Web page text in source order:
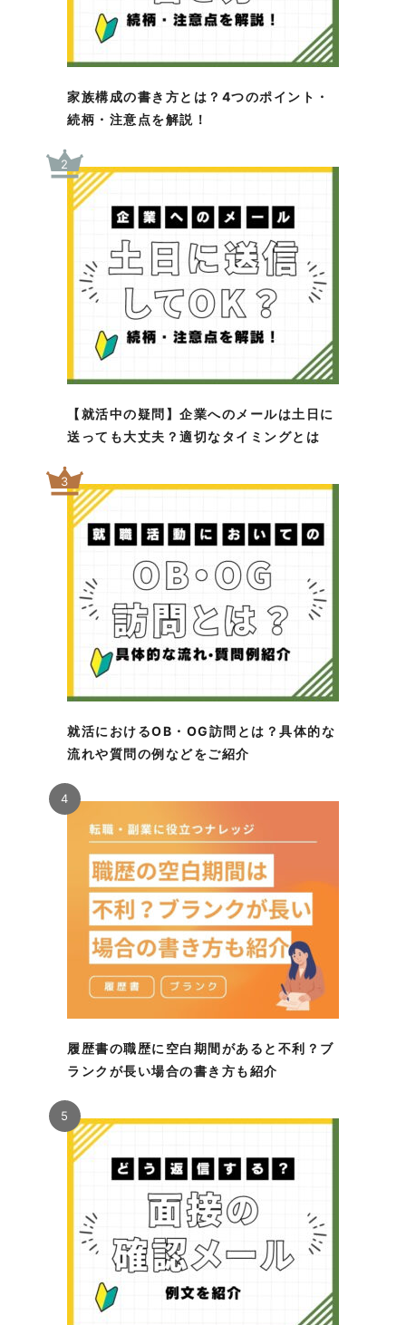
家族構成の書き方とは？4つのポイント・
続柄・注意点を解説！
【就活中の疑問】企業へのメールは土日に
送っても大丈夫？適切なタイミングとは
2
就活におけるOB・OG訪問とは？具体的な
流れや質問の例などをご紹介
3
履歴書の職歴に空白期間があると不利？ブ
ランクが長い場合の書き方も紹介
4
5